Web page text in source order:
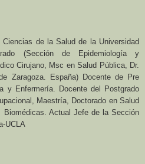
de la Salud de la Universidad
(Sección de Epidemiología y
Cirujano, Msc en Salud Pública, Dr.
Zaragoza. España) Docente de Pre
y Enfermería. Docente del Postgrado
Maestría, Doctorado en Salud
Biomédicas. Actual Jefe de la Sección
UCLA